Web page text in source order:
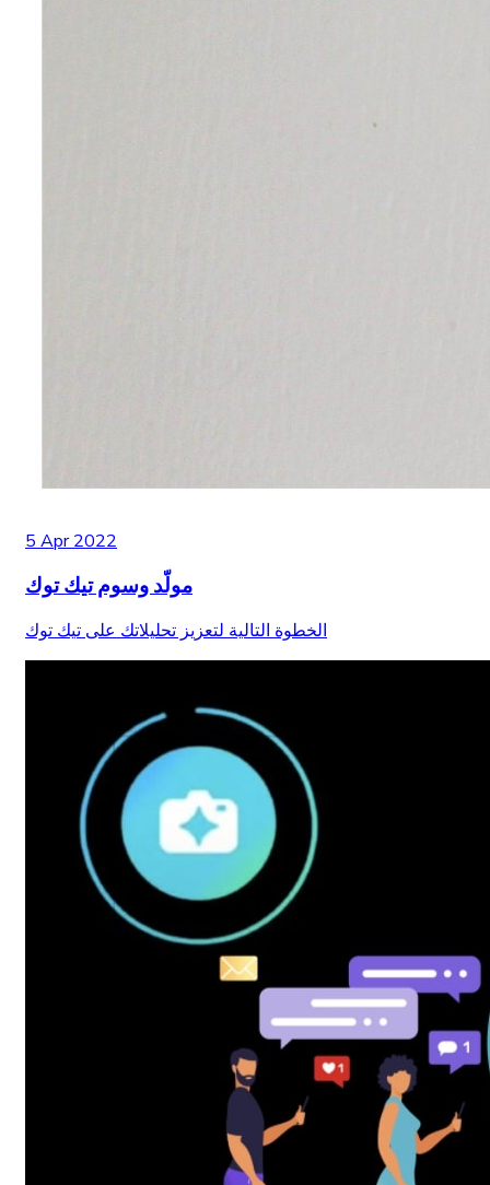
5 Apr 2022
مولّد وسوم تيك توك
الخطوة التالية لتعزيز تحليلاتك على تيك توك